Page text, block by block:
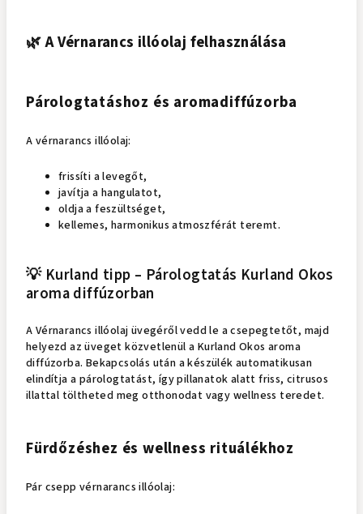
🌿 A Vérnarancs illóolaj felhasználása
Párologtatáshoz és aromadiffúzorba
A vérnarancs illóolaj:
frissíti a levegőt,
javítja a hangulatot,
oldja a feszültséget,
kellemes, harmonikus atmoszférát teremt.
💡 Kurland tipp – Párologtatás Kurland Okos
aroma diffúzorban
A Vérnarancs illóolaj üvegéről vedd le a csepegtetőt, majd
helyezd az üveget közvetlenül a Kurland Okos aroma
diffúzorba. Bekapcsolás után a készülék automatikusan
elindítja a párologtatást, így pillanatok alatt friss, citrusos
illattal töltheted meg otthonodat vagy wellness teredet.
Fürdőzéshez és wellness rituálékhoz
Pár csepp vérnarancs illóolaj: